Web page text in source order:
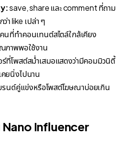
save, share และ comment ที่ถาม
า like เปล่า ๆ
นที่ทำคอนเทนต์สไตล์ใกล้เคียง
ภาพพอใช้งาน
ร์ที่โพสต์สม่ำเสมอแสดงว่ามีคอมมิวนิตี้
ยนิ่งไปนาน
รนด์คู่แข่งหรือโพสต์โฆษณาบ่อยเกิน
Influencer